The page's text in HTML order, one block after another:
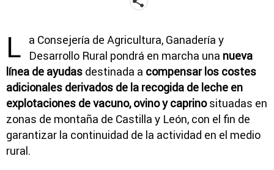
L
a Consejería de Agricultura, Ganadería y
Desarrollo Rural pondrá en marcha una nueva
línea de ayudas destinada a compensar los costes
adicionales derivados de la recogida de leche en
explotaciones de vacuno, ovino y caprinosituadas en
zonas de montaña de Castilla y León, con el fin de
garantizar la continuidad de la actividad en el medio
rural.